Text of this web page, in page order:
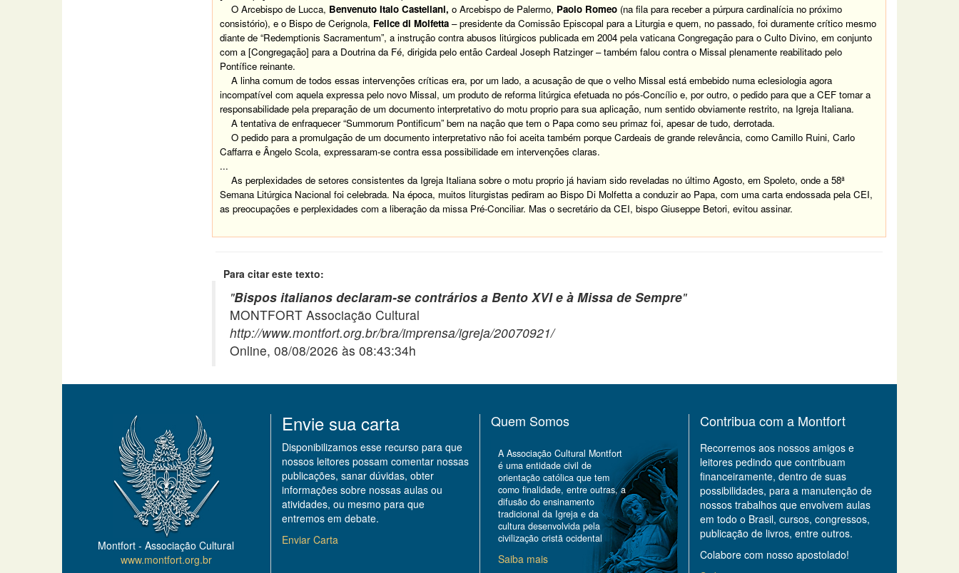
O Arcebispo de Lucca, Benvenuto Italo Castellani, o Arcebispo de Palermo, Paolo Romeo (na fila para receber a púrpura cardinalícia no próximo
consistório), e o Bispo de Cerignola, Felice di Molfetta – presidente da Comissão Episcopal para a Liturgia e quem, no passado, foi duramente crítico mesmo
diante de “Redemptionis Sacramentum”, a instrução contra abusos litúrgicos publicada em 2004 pela vaticana Congregação para o Culto Divino, em conjunto
com a [Congregação] para a Doutrina da Fé, dirigida pelo então Cardeal Joseph Ratzinger – também falou contra o Missal plenamente reabilitado pelo
Pontífice reinante.
A linha comum de todos essas intervenções críticas era, por um lado, a acusação de que o velho Missal está embebido numa eclesiologia agora
incompatível com aquela expressa pelo novo Missal, um produto de reforma litúrgica efetuada no pós-Concílio e, por outro, o pedido para que a CEF tomar a
responsabilidade pela preparação de um documento interpretativo do motu proprio para sua aplicação, num sentido obviamente restrito, na Igreja Italiana.
A tentativa de enfraquecer “Summorum Pontificum” bem na nação que tem o Papa como seu primaz foi, apesar de tudo, derrotada.
O pedido para a promulgação de um documento interpretativo não foi aceita também porque Cardeais de grande relevância, como Camillo Ruini, Carlo
Caffarra e Ângelo Scola, expressaram-se contra essa possibilidade em intervenções claras.
...
As perplexidades de setores consistentes da Igreja Italiana sobre o motu proprio já haviam sido reveladas no último Agosto, em Spoleto, onde a 58ª
Semana Litúrgica Nacional foi celebrada. Na época, muitos liturgistas pediram ao Bispo Di Molfetta a conduzir ao Papa, com uma carta endossada pela CEI,
as preocupações e perplexidades com a liberação da missa Pré-Conciliar. Mas o secretário da CEI, bispo Giuseppe Betori, evitou assinar.
Para citar este texto:
"Bispos italianos declaram-se contrários a Bento XVI e à Missa de Sempre"
MONTFORT Associação Cultural
http://www.montfort.org.br/bra/imprensa/igreja/20070921/
Online, 08/08/2026 às 08:43:34h
Montfort - Associação Cultural
www.montfort.org.br
Envie sua carta
Disponibilizamos esse recurso para que
nossos leitores possam comentar nossas
publicações, sanar dúvidas, obter
informações sobre nossas aulas ou
atividades, ou mesmo para que
entremos em debate.
Enviar Carta
Quem Somos
A Associação Cultural Montfort
é uma entidade civil de
orientação católica que tem
como finalidade, entre outras, a
difusão do ensinamento
tradicional da Igreja e da
cultura desenvolvida pela
civilização cristã ocidental
Saiba mais
Contribua com a Montfort
Recorremos aos nossos amigos e
leitores pedindo que contribuam
financeiramente, dentro de suas
possibilidades, para a manutenção de
nossos trabalhos que envolvem aulas
em todo o Brasil, cursos, congressos,
publicação de livros, entre outros.
Colabore com nosso apostolado!